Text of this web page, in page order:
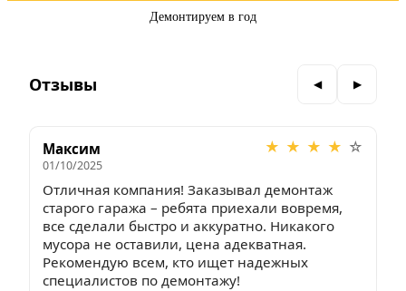
Демонтируем в год
Отзывы
Максим
01/10/2025
★ ★ ★ ★ ☆
Отличная компания! Заказывал демонтаж
старого гаража – ребята приехали вовремя,
все сделали быстро и аккуратно. Никакого
мусора не оставили, цена адекватная.
Рекомендую всем, кто ищет надежных
специалистов по демонтажу!